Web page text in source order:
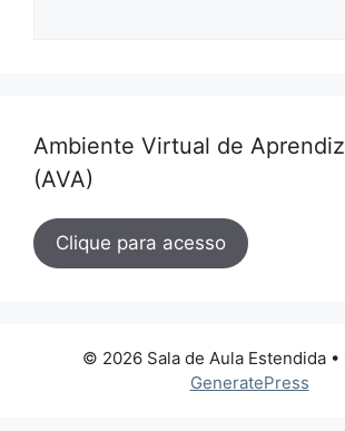
Ambiente Virtual de
(AVA)
Clique para acesso
© 2026 Sala de Aula Estendida•
GeneratePress